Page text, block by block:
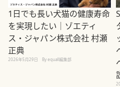
1日でも長い犬猫の健康寿命
を実現したい｜ゾエティ
ス・ジャパン株式会社 村瀬
正典
2026年5月29日 By equall編集部